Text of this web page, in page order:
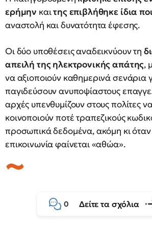
ερήμην καιτης επιβλήθηκε ίδια
αναστολή και δυνατότητα έφεσης.
Οι δύο υποθέσεις αναδεικνύουν τη
απειλή της ηλεκτρονικής απάτης,
να αξιοποιούν καθημερινά σενάρια
παγιδεύσουν ανυποψίαστους
αρχές υπενθυμίζουν στους πολίτες
κοινοποιούν ποτέ τραπεζικούς
προσωπικά δεδομένα, ακόμη κι
επικοινωνία φαίνεται «αθώα».
0 Δείτε τα σχόλια